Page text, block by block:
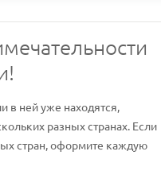
в ней уже находятся,
разных странах. Если
стран, оформите каждую